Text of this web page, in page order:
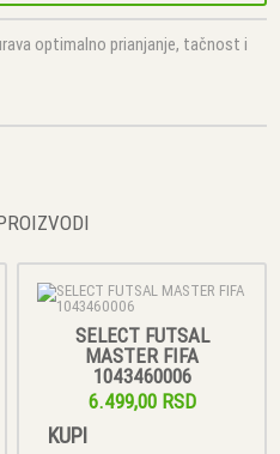
optimalno prianjanje, tačnost i
SELECT FUTSAL
MASTER FIFA
1043460006
6.499,00 RSD
KUPI